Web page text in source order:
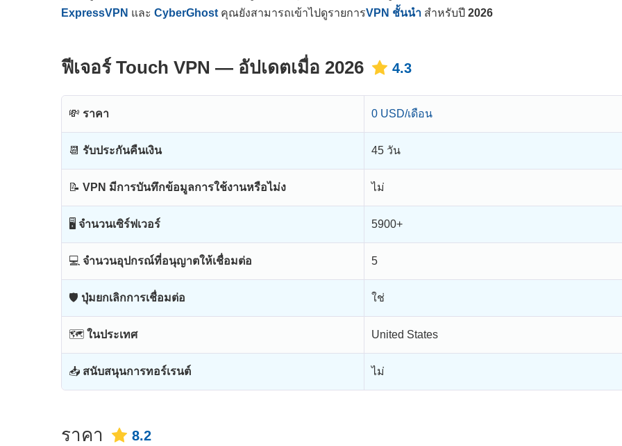
ExpressVPN และ CyberGhost คุณยังสามารถเข้าไปดูรายการVPN ชั้นนำ สำหรับปี 2026
ฟีเจอร์ Touch VPN — อัปเดตเมื่อ 2026 4.3
💸 ราคา 0 USD/เดือน
📆 รับประกันคืนเงิน 45 วัน
📝 VPN มีการบันทึกข้อมูลการใช้งานหรือไม่ง ไม่
🖥 จำนวนเซิร์ฟเวอร์ 5900+
💻 จำนวนอุปกรณ์ที่อนุญาตให้เชื่อมต่อ 5
🛡 ปุ่มยกเลิกการเชื่อมต่อ ใช่
🗺 ในประเทศ United States
📥 สนับสนุนการทอร์เรนต์ ไม่
ราคา 8.2